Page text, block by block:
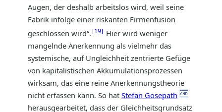
Augen, der deshalb arbeitslos wird, weil seine
Fabrik infolge einer riskanten Firmenfusion
geschlossen wird“. 19
Hier wird weniger
mangelnde Anerkennung als vielmehr das
systemische, auf Ungleichheit zentrierte Gefüge
von kapitalistischen Akkumulationsprozessen
wirksam, das eine reine Anerkennungstheorie
nicht erfassen kann. So hat Stefan Gosepath
herausgearbeitet, dass der Gleichheitsgrundsatz